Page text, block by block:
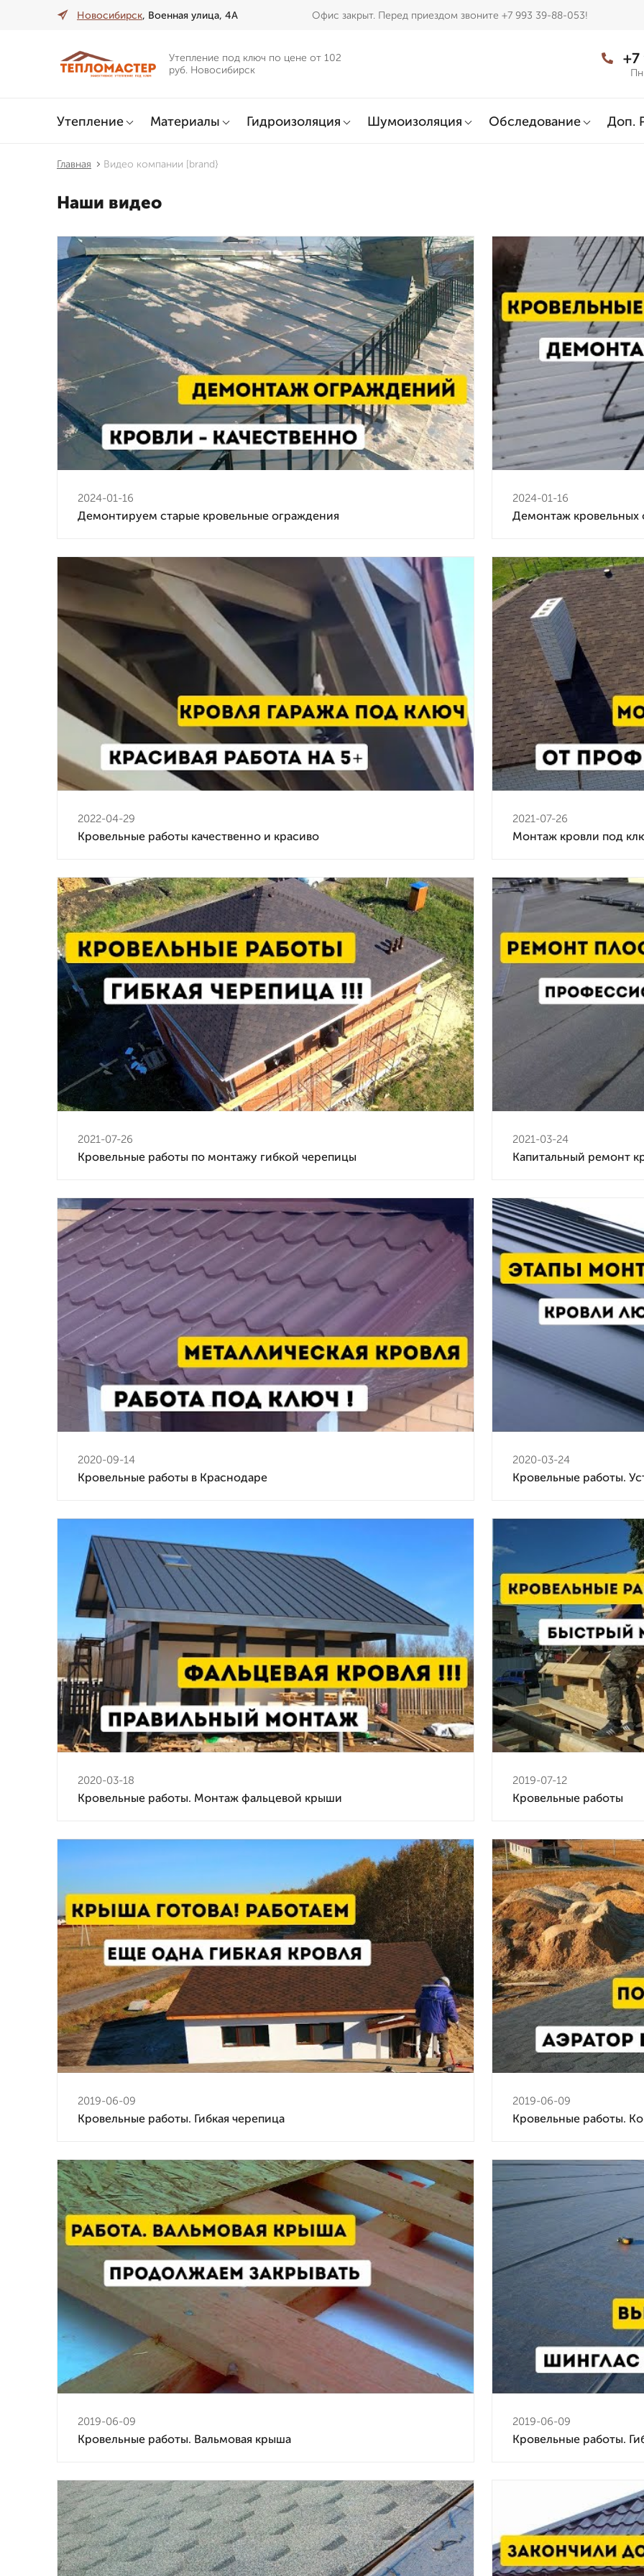
Новосибирск, Военная улица, 4А Офис закрыт. Перед приездом звоните +7 993 39-88-053!
Утепление под ключ по цене от 102
руб. Новосибирск
+7
Утепление Материалы Гидроизоляция Шумоизоляция Обследование Доп.
Главная Видео компании [brand}
Наши видео
2024-01-16
Демонтируем старые кровельные ограждения
2024-01-16
Демонтаж кровельных
2022-04-29
Кровельные работы качественно и красиво
2021-07-26
Монтаж кровли под
2021-07-26
Кровельные работы по монтажу гибкой черепицы
2021-03-24
Капитальный ремонт
2020-09-14
Кровельные работы в Краснодаре
2020-03-24
Кровельные работы.
2020-03-18
Кровельные работы. Монтаж фальцевой крыши
2019-07-12
Кровельные работы
2019-06-09
Кровельные работы. Гибкая черепица
2019-06-09
Кровельные работы.
2019-06-09
Кровельные работы. Вальмовая крыша
2019-06-09
Кровельные работы.